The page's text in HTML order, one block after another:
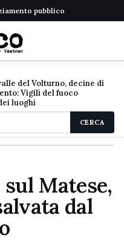
pubblico
del Volturno, decine di
Vigili del fuoco
luoghi
CERCA
Matese,
dal